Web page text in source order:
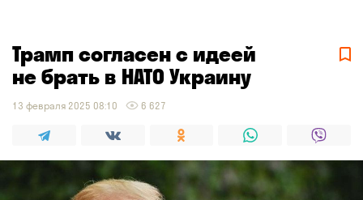
Трамп согласен с идеей
не брать в НАТО Украину
13 февраля 2025 08:10 6 627